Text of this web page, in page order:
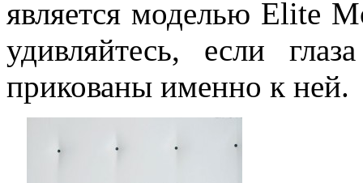
является моделью Elite
удивляйтесь, если
прикованы именно к ней.